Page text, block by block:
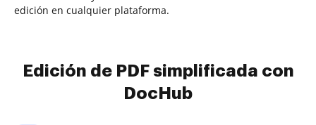
edición en cualquier plataforma.
Edición de PDF simplificada con
DocHub